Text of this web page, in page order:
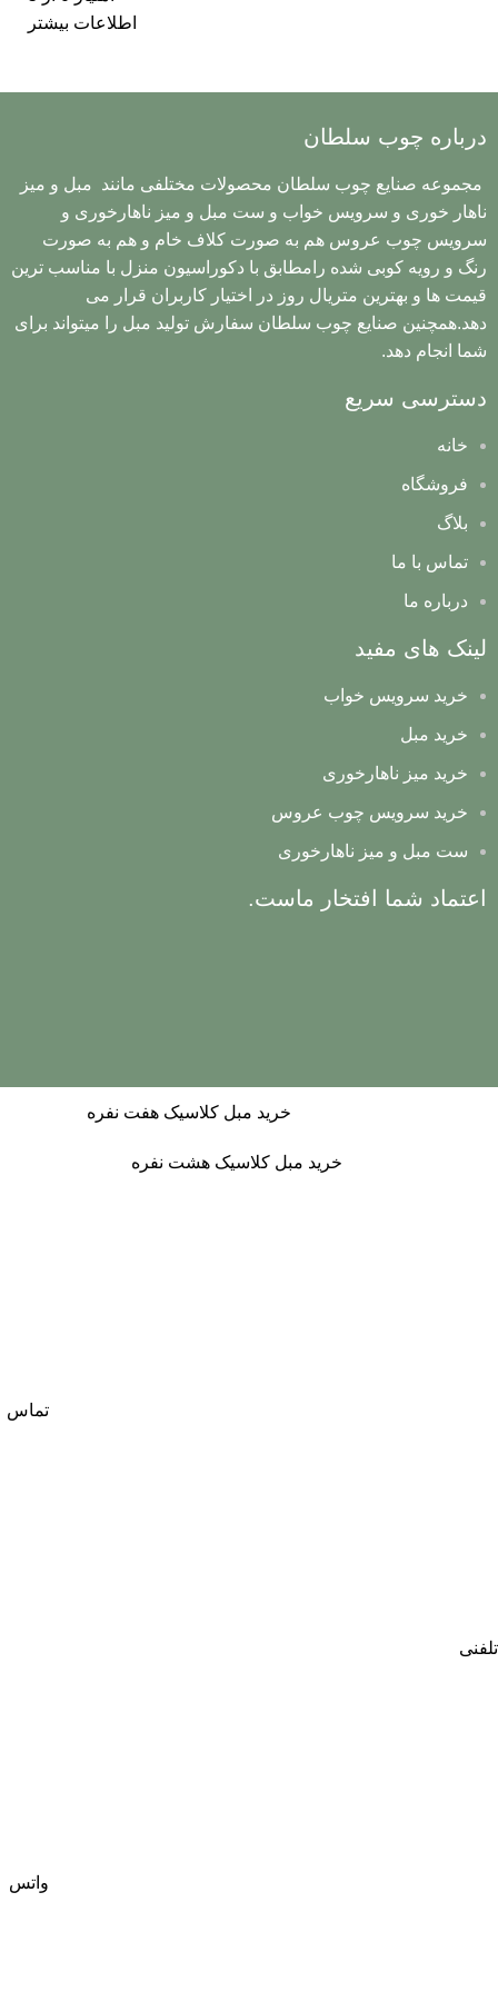
اطلاعات بیشتر
درباره چوب سلطان
مجموعه صنایع چوب سلطان محصولات مختلفی مانند مبل و میز
ناهار خوری و سرویس خواب و ست مبل و میز ناهارخوری و
سرویس چوب عروس هم به صورت کلاف خام و هم به صورت
رنگ و رویه کوبی شده رامطابق با دکوراسیون منزل با مناسب ترین
قیمت ها و بهترین متریال روز در اختیار کاربران قرار می
دهد.همچنین صنایع چوب سلطان سفارش تولید مبل را میتواند برای
شما انجام دهد.
دسترسی سریع
خانه
فروشگاه
بلاگ
تماس با ما
درباره ما
لینک های مفید
خرید سرویس خواب
خرید مبل
خرید میز ناهارخوری
خرید سرویس چوب عروس
ست مبل و میز ناهارخوری
اعتماد شما افتخار ماست.
خرید مبل کلاسیک هفت نفره
خرید مبل کلاسیک هشت نفره
تماس
تلفنی
واتس